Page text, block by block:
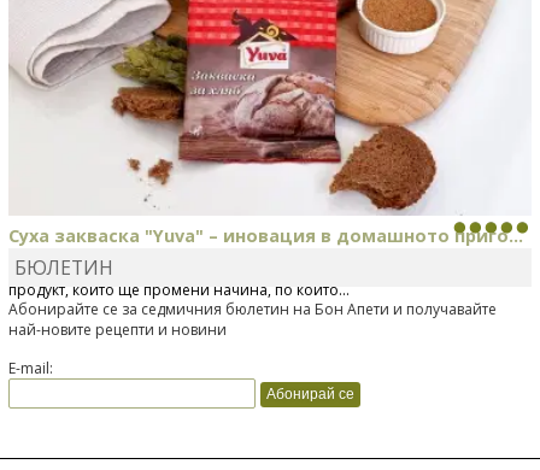
Суха закваска "Yuva" – иновация в домашното приго...
Отскоро Лесафр България стартира предлагането на изцяло нов
продукт, който ще промени начина, по който...
БЮЛЕТИН
Абонирайте се за седмичния бюлетин на Бон Апети и получавайте
най-новите рецепти и новини
E-mail: